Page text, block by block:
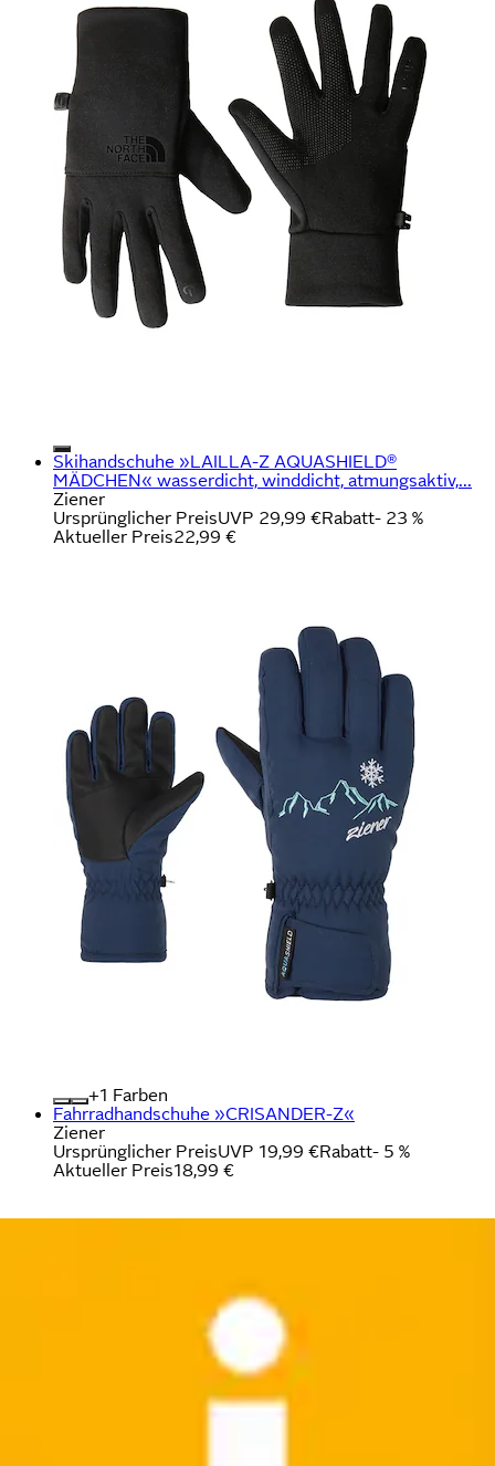
Skihandschuhe »LAILLA-Z AQUASHIELD®
MÄDCHEN« wasserdicht, winddicht, atmungsaktiv,...
Ziener
Ursprünglicher PreisUVP 29,99 €Rabatt- 23 %
Aktueller Preis22,99 €
+
Farben
Fahrradhandschuhe »CRISANDER-Z«
Ziener
Ursprünglicher PreisUVP 19,99 €Rabatt- 5 %
Aktueller Preis18,99 €